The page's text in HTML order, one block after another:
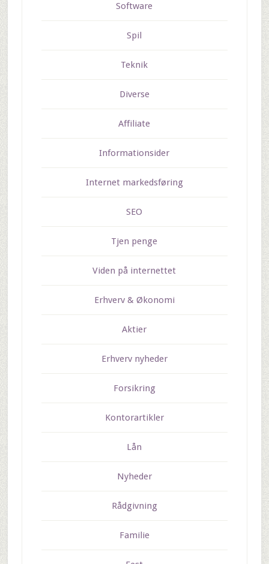
Software
Spil
Teknik
Diverse
Affiliate
Informationsider
Internet markedsføring
SEO
Tjen penge
Viden på internettet
Erhverv & Økonomi
Aktier
Erhverv nyheder
Forsikring
Kontorartikler
Lån
Nyheder
Rådgivning
Familie